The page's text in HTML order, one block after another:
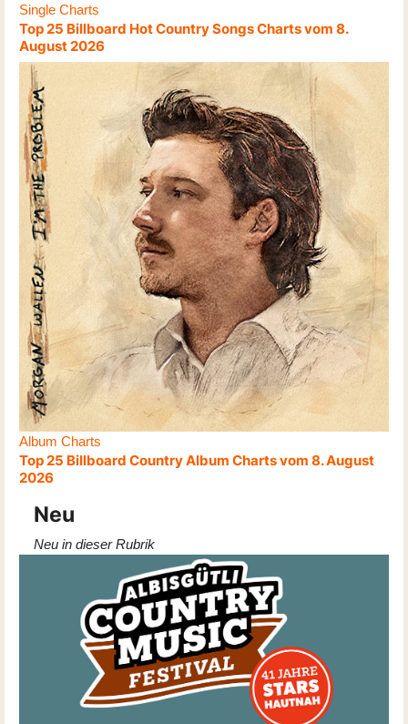
Single Charts
Top 25 Billboard Hot Country Songs Charts vom 8.
August 2026
Album Charts
Top 25 Billboard Country Album Charts vom 8. August
2026
Neu
Neu in dieser Rubrik